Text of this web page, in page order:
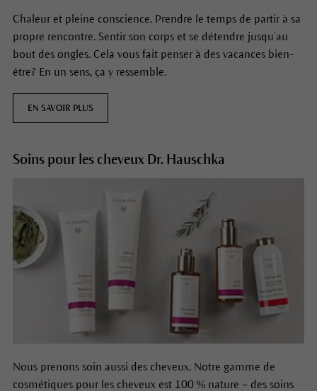
Chaleur et pleine conscience. Prendre le temps de partir à sa
propre rencontre. Sentir son corps et se détendre jusqu’au
bout des ongles. Cela vous fait penser à des vacances bien-
être? En un sens, ça y ressemble.
EN SAVOIR PLUS
Soins pour les cheveux Dr. Hauschka
Nous prenons soin aussi des cheveux. Notre gamme de
cosmétiques pour les cheveux est 100 % nature – des soins